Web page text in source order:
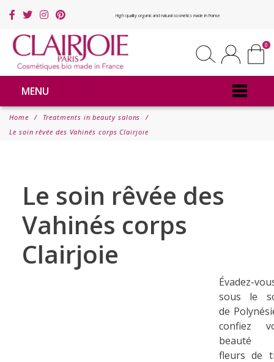
High quality organic and natural cosmetics made in France
0
MENU
Home
Treatments in beauty salons
Le soin rêvée des Vahinés corps Clairjoie
Le soin rêvée des
Vahinés corps
Clairjoie
Évadez-
sous le
de
confiez
beauté
fleurs de